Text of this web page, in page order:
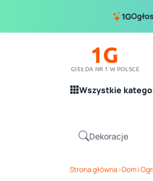
1G
1G
GIEŁDA NR 1 W POLSCE
Wszystkie
Strona główna›Dom i